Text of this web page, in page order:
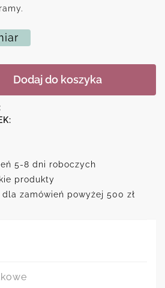
Dodaj do koszyka
5-8 dni roboczych
produkty
dla zamówień powyżej 500 zł